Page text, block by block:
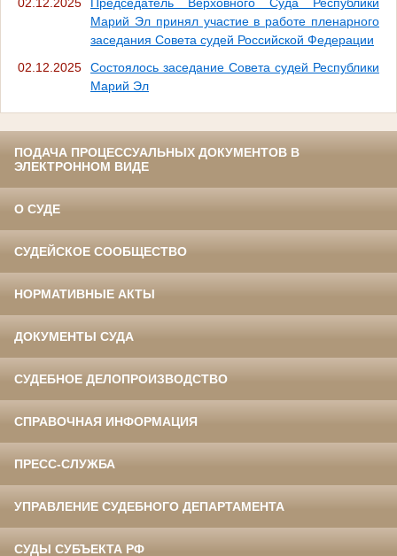
Марий Эл принял участие в работе пленарного
заседания Совета судей Российской Федерации
02.12.2025
Состоялось заседание Совета судей Республики
Марий Эл
ПОДАЧА ПРОЦЕССУАЛЬНЫХ ДОКУМЕНТОВ В
ЭЛЕКТРОННОМ ВИДЕ
О СУДЕ
СУДЕЙСКОЕ СООБЩЕСТВО
НОРМАТИВНЫЕ АКТЫ
ДОКУМЕНТЫ СУДА
СУДЕБНОЕ ДЕЛОПРОИЗВОДСТВО
СПРАВОЧНАЯ ИНФОРМАЦИЯ
ПРЕСС-СЛУЖБА
УПРАВЛЕНИЕ СУДЕБНОГО ДЕПАРТАМЕНТА
СУДЫ СУБЪЕКТА РФ